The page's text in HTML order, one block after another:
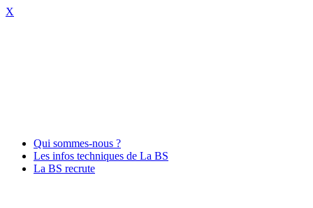
X
Qui sommes-nous ?
Les infos techniques de La BS
La BS recrute